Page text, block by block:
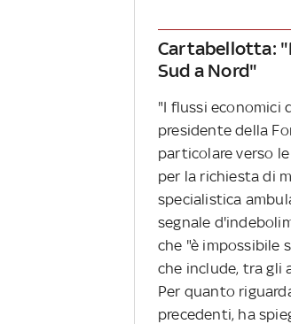
Cartabellotta:
Sud a Nord"
"I flussi economici
presidente della
particolare verso
per la richiesta di
specialistica
segnale
che "è impossibile
che include, tra gli
Per quanto
precedenti, ha